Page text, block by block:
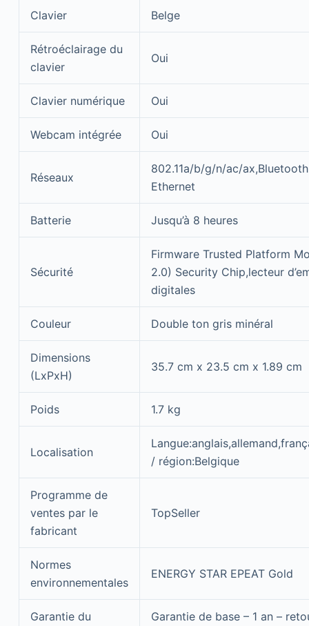
Clavier Belge
Rétroéclairage du
clavier
Oui
Clavier numérique Oui
Webcam intégrée Oui
Réseaux
802.11a/b/g/n/ac/
Ethernet
Batterie Jusqu’à 8 heures
Sécurité
Firmware Trusted Platform
2.0) Security Chip,lecteur
digitales
Couleur Double ton gris minéral
Dimensions
(LxPxH)
35.7 cm x 23.5 cm x 1.89 cm
Poids 1.7 kg
Localisation
/ région:Belgique
Programme de
ventes par le
fabricant
TopSeller
Normes
environnementales
ENERGY STAR EPEAT Gold
Garantie du
Garantie de base – 1 an –